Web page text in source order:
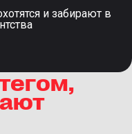
и забирают в